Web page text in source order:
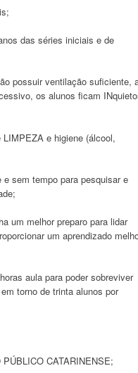
das séries iniciais e de
possuir ventilação suficiente,
os alunos ficam
e higiene (álcool,
sem tempo para pesquisar e
um melhor preparo para lidar
um aprendizado
aula para poder sobreviver
torno de trinta alunos por
CATARINENSE;